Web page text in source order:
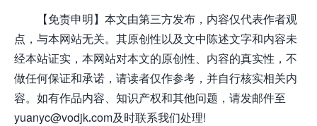
【免责申明】本文由第三方发布，内容仅代表作者观
点，与本网站无关。其原创性以及文中陈述文字和内容未
经本站证实，本网站对本文的原创性、内容的真实性，不
做任何保证和承诺，请读者仅作参考，并自行核实相关内
容。如有作品内容、知识产权和其他问题，请发邮件至
yuanyc@vodjk.com及时联系我们处理!